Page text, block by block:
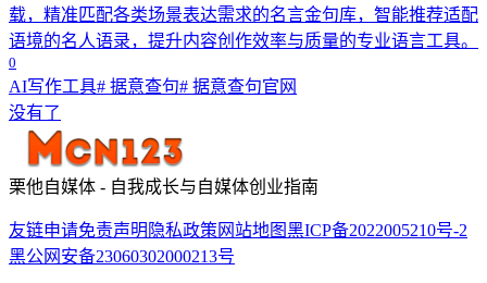
载，精准匹配各类场景表达需求的名言金句库，智能推荐适配
语境的名人语录，提升内容创作效率与质量的专业语言工具。
0
AI写作工具# 据意查句# 据意查句官网
没有了
栗他自媒体 - 自我成长与自媒体创业指南
友链申请免责声明 隐私政策 网站地图黑ICP备2022005210号-2
黑公网安备23060302000213号